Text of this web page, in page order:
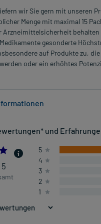
wir Sie gern mit unseren
Menge mit maximal 15
Arzneimittelsicherheit
gesonderte
auf Produkte zu,
oder ein erhöhtes
der Symptome der
Anwendungshinweise:
ab 12 Jahren und Erwachsene
täglich
und vor dem Schlafengehen
und
5.0 5
4
3
2
1